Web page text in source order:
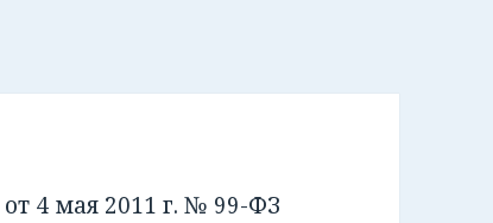
4 мая 2011 г. № 99-ФЗ